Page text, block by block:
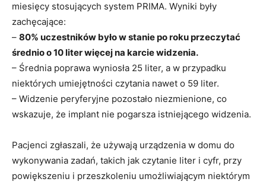
miesięcy stosujących system PRIMA. Wyniki były
zachęcające:
– 80% uczestników było w stanie po roku przeczytać
średnio o 10 liter więcej na karcie widzenia.
– Średnia poprawa wyniosła 25 liter, a w przypadku
niektórych umiejętności czytania nawet o 59 liter.
– Widzenie peryferyjne pozostało niezmienione, co
wskazuje, że implant nie pogarsza istniejącego widzenia.
Pacjenci zgłaszali, że używają urządzenia w domu do
wykonywania zadań, takich jak czytanie liter i cyfr, przy
powiększeniu i przeszkoleniu umożliwiającym niektórym